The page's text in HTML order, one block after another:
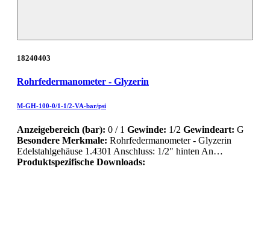
18240403
Rohrfedermanometer - Glyzerin
M-GH-100-0/1-1/2-VA-bar/psi
Anzeigebereich (bar): 0 / 1 Gewinde: 1/2 Gewindeart: G
Besondere Merkmale: Rohrfedermanometer - Glyzerin
Edelstahlgehäuse 1.4301 Anschluss: 1/2" hinten An…
Produktspezifische Downloads: